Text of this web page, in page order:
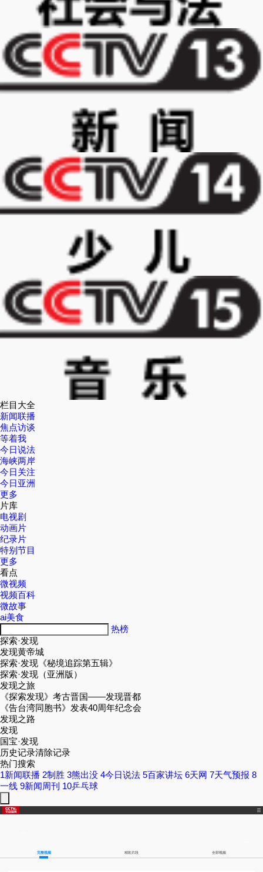
栏目大全
新闻联播
焦点访谈
等着我
今日说法
海峡两岸
今日关注
今日亚洲
更多
片库
电视剧
动画片
纪录片
特别节目
更多
看点
微视频
视频百科
微故事
ai美食
热榜
探索·发现
发现黄帝城
探索·发现《秘境追踪第五辑》
探索·发现（亚洲版）
发现之旅
《探索发现》考古晋国——发现晋都
《告台湾同胞书》 发表40周年纪念会
发现之路
发现
国宝·发现
历史记录清除记录
热门搜索
1新闻联播 2制胜 3熊出没 4今日说法 5百家讲坛 6天网 7天气预报 8
一线 9新闻周刊 10乒乓球
微信公众号
完整视频 精彩片段 全部视频